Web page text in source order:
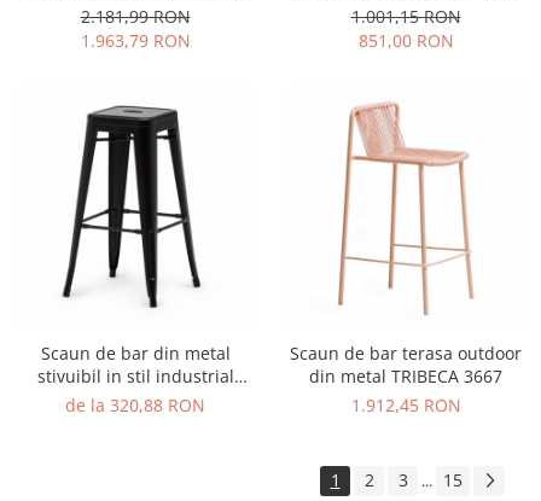
2.181,99 RON
1.963,79 RON
1.001,15 RON
851,00 RON
Scaun de bar din metal
stivuibil in stil industrial
TOLIX STOOL STYLE
de la 320,88 RON
Scaun de bar terasa outdoor
din metal TRIBECA 3667
1.912,45 RON
1 2 3 ... 15